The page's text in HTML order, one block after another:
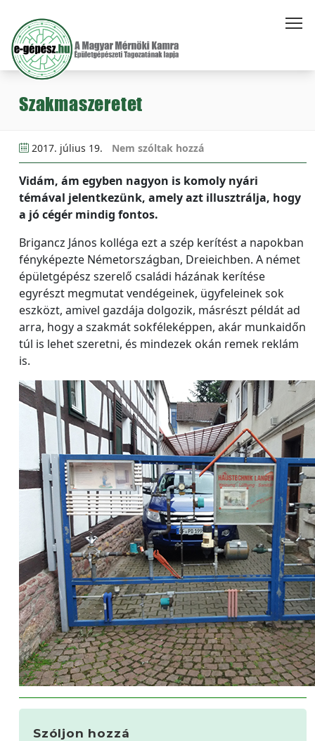
Szakmaszeretet
2017. július 19. Nem szóltak hozzá
Vidám, ám egyben nagyon is komoly nyári
témával jelentkezünk, amely azt illusztrálja, hogy
a jó cégér mindig fontos.
Brigancz János kolléga ezt a szép kerítést a napokban
fényképezte Németországban, Dreieichben. A német
épületgépész szerelő családi házának kerítése
egyrészt megmutat vendégeinek, ügyfeleinek sok
eszközt, amivel gazdája dolgozik, másrészt példát ad
arra, hogy a szakmát sokféleképpen, akár munkaidőn
túl is lehet szeretni, és mindezek okán remek reklám
is.
Szóljon hozzá